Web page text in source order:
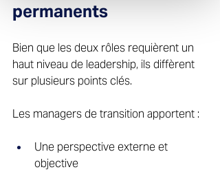
permanents
Bien que les deux rôles requièrent un
haut niveau de leadership, ils diffèrent
sur plusieurs points clés.
Les managers de transition apportent :
Une perspective externe et
objective